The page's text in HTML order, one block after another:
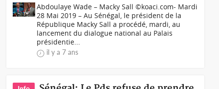
Abdoulaye Wade – Macky Sall ©koaci.com- Mardi
28 Mai 2019 – Au Sénégal, le président de la
République Macky Sall a procédé, mardi, au
lancement du dialogue national au Palais
présidentie...
il y a 7 ans